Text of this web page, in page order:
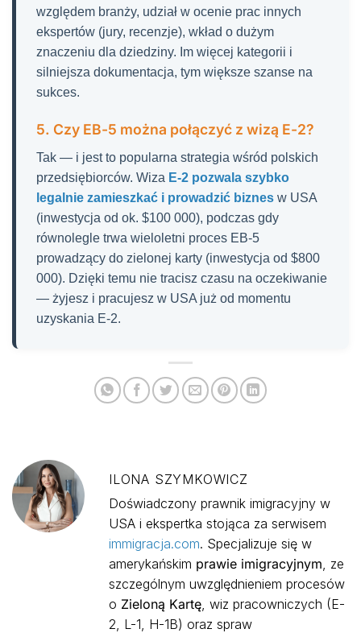
względem branży, udział w ocenie prac innych
ekspertów (jury, recenzje), wkład o dużym
znaczeniu dla dziedziny. Im więcej kategorii i
silniejsza dokumentacja, tym większe szanse na
sukces.
5. Czy EB-5 można połączyć z wizą E-2?
Tak — i jest to popularna strategia wśród polskich
przedsiębiorców. Wiza E-2 pozwala szybko
legalnie zamieszkać i prowadzić biznes w USA
(inwestycja od ok. $100 000), podczas gdy
równolegle trwa wieloletni proces EB-5
prowadzący do zielonej karty (inwestycja od $800
000). Dzięki temu nie tracisz czasu na oczekiwanie
— żyjesz i pracujesz w USA już od momentu
uzyskania E-2.
ILONA SZYMKOWICZ
Doświadczony prawnik imigracyjny w
USA i ekspertka stojąca za serwisem
immigracja.com. Specjalizuje się w
amerykańskim prawie imigracyjnym , ze
szczególnym uwzględnieniem procesów
o Zieloną Kartę , wiz pracowniczych (E-
2, L-1, H-1B) oraz spraw